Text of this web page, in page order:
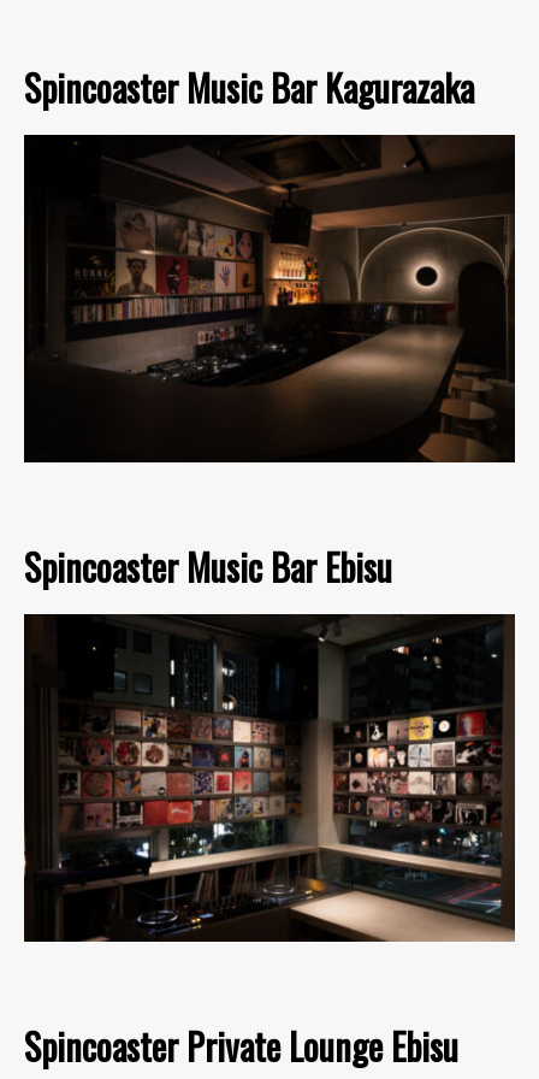
Spincoaster Music Bar Kagurazaka
Spincoaster Music Bar Ebisu
Spincoaster Private Lounge Ebisu